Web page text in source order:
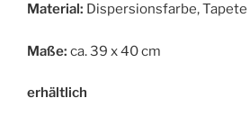
Material: Dispersionsfarbe, Tapete
Maße: ca. 39 x 40 cm
erhältlich